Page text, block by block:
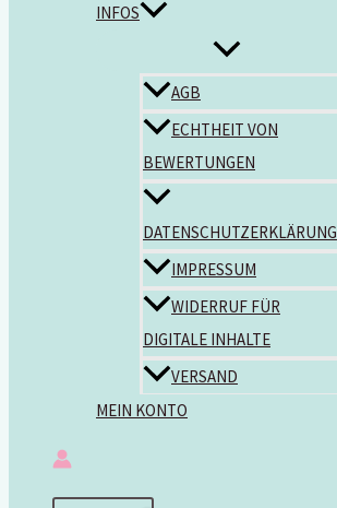
INFOS
AGB
ECHTHEIT VON
BEWERTUNGEN
DATENSCHUTZERKLÄRUNG
IMPRESSUM
WIDERRUF FÜR
DIGITALE INHALTE
VERSAND
MEIN KONTO